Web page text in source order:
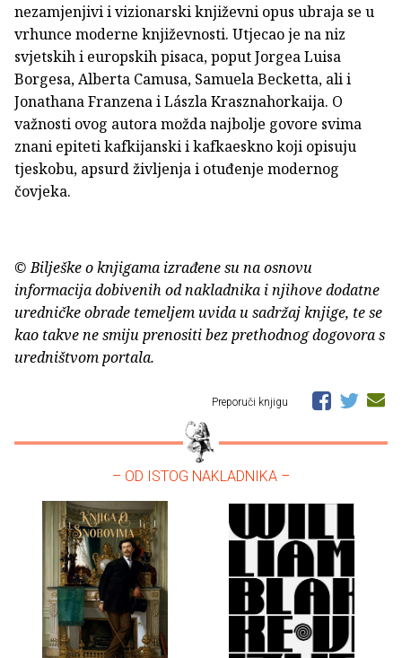
nezamjenjivi i vizionarski književni opus ubraja se u
vrhunce moderne književnosti. Utjecao je na niz
svjetskih i europskih pisaca, poput Jorgea Luisa
Borgesa, Alberta Camusa, Samuela Becketta, ali i
Jonathana Franzena i Lászla Krasznahorkaija. O
važnosti ovog autora možda najbolje govore svima
znani epiteti kafkijanski i kafkaeskno koji opisuju
tjeskobu, apsurd življenja i otuđenje modernog
čovjeka.
© Bilješke o knjigama izrađene su na osnovu
informacija dobivenih od nakladnika i njihove dodatne
uredničke obrade temeljem uvida u sadržaj knjige, te se
kao takve ne smiju prenositi bez prethodnog dogovora s
uredništvom portala.
Preporuči knjigu
– OD ISTOG NAKLADNIKA –